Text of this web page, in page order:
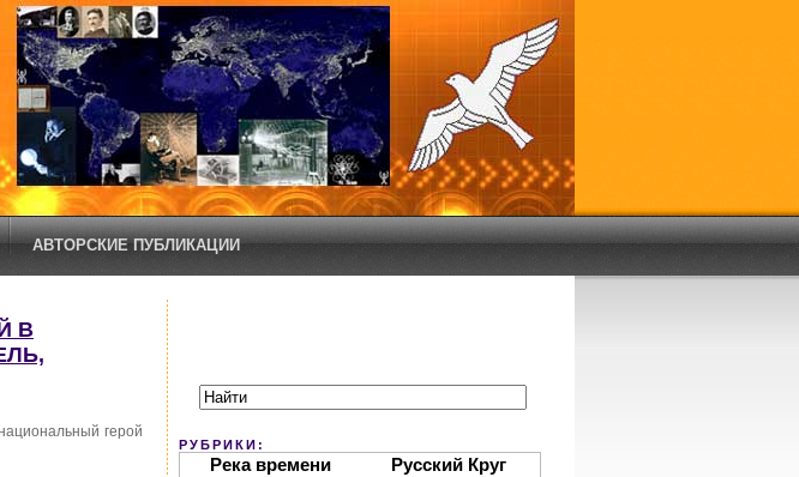
АВТОРСКИЕ ПУБЛИКАЦИИ
В
герой
РУБРИКИ:
Река времени
Русский Круг